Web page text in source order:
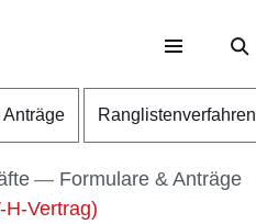
Anträge Ranglistenverfahren
Formulare & Anträge
H-Vertrag)